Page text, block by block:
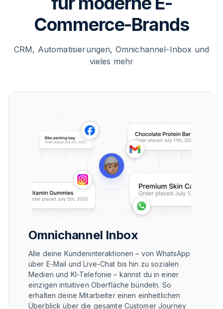
Commerce-Brands
CRM, Automatisierungen, Omnichannel-Inbox und
vieles mehr
Omnichannel Inbox
Alle deine Kundeninteraktionen – von WhatsApp
über E-Mail und Live-Chat bis hin zu sozialen
Medien und KI-Telefonie – kannst du in einer
einzigen intuitiven Oberfläche bündeln. So
erhalten deine Mitarbeiter einen einheitlichen
Überblick über die gesamte Customer Journey